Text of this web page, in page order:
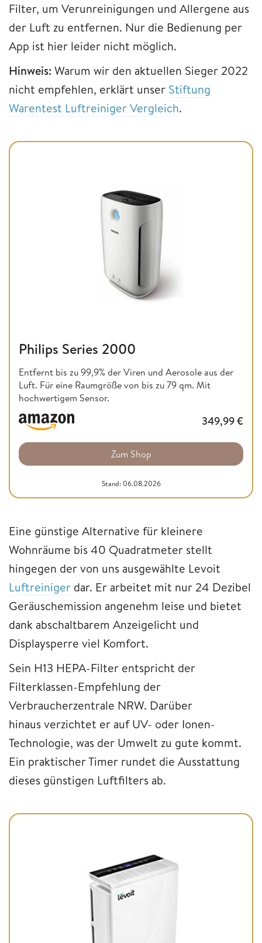
Filter, um Verunreinigungen und Allergene aus
der Luft zu entfernen. Nur die Bedienung per
App ist hier leider nicht möglich.
Hinweis: Warum wir den aktuellen Sieger 2022
nicht empfehlen, erklärt unser Stiftung
Warentest Luftreiniger Vergleich.
Philips Series 2000
Entfernt bis zu 99,9% der Viren und Aerosole aus der
Luft. Für eine Raumgröße von bis zu 79 qm. Mit
hochwertigem Sensor.
349,99€
Zum Shop
Stand: 06.08.2026
Eine günstige Alternative für kleinere
Wohnräume bis 40 Quadratmeter stellt
hingegen der von uns ausgewählte Levoit
Luftreiniger dar. Er arbeitet mit nur 24 Dezibel
Geräuschemission angenehm leise und bietet
dank abschaltbarem Anzeigelicht und
Displaysperre viel Komfort.
Sein H13 HEPA-Filter entspricht der
Filterklassen-Empfehlung der
Verbraucherzentrale NRW. Darüber
hinaus verzichtet er auf UV- oder Ionen-
Technologie, was der Umwelt zu gute kommt.
Ein praktischer Timer rundet die Ausstattung
dieses günstigen Luftfilters ab.